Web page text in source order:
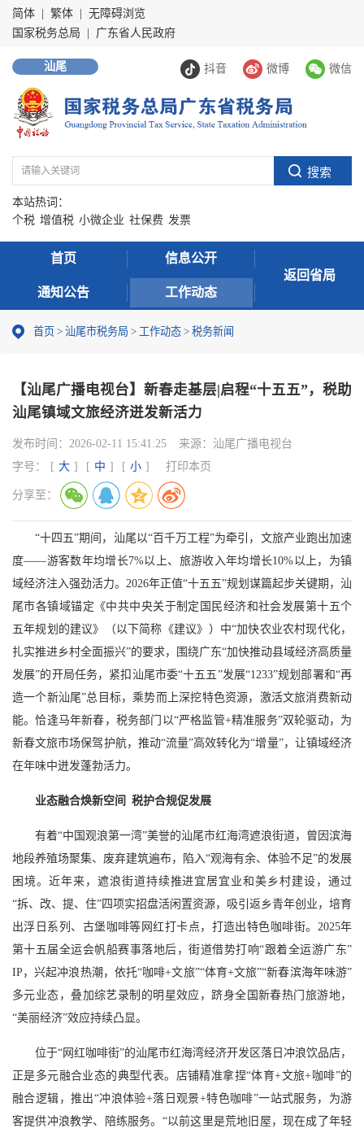
简体 繁体
无障碍浏览
国家税务总局
广东省人民政府
抖音 微博 微信
汕尾
本站热词：
个税 增值税 小微企业 社保费 发票
首页 信息公开
通知公告 工作动态
返回省局
首页 > 汕尾市税务局 > 工作动态 > 税务新闻
【汕尾广播电视台】新春走基层|启程“十五五”，税助
汕尾镇域文旅经济迸发新活力
发布时间： 2026-02-11 15:41:25 来源： 汕尾广播电视台
字号：
[ 大 ] [ 中 ] [ 小 ] 打印本页
分享至：
“十四五”期间，汕尾以“百千万工程”为牵引，文旅产业跑出加速
度——游客数年均增长7%以上、旅游收入年均增长10%以上，为镇
域经济注入强劲活力。2026年正值“十五五”规划谋篇起步关键期，汕
尾市各镇域锚定《中共中央关于制定国民经济和社会发展第十五个
五年规划的建议》（以下简称《建议》）中“加快农业农村现代化，
扎实推进乡村全面振兴”的要求，围绕广东“加快推动县域经济高质量
发展”的开局任务，紧扣汕尾市委“十五五”发展“1233”规划部署和“再
造一个新汕尾”总目标，乘势而上深挖特色资源，激活文旅消费新动
能。恰逢马年新春，税务部门以“严格监管+精准服务”双轮驱动，为
新春文旅市场保驾护航，推动“流量”高效转化为“增量”，让镇域经济
在年味中迸发蓬勃活力。
业态融合焕新空间 税护合规促发展
有着“中国观浪第一湾”美誉的汕尾市红海湾遮浪街道，曾因滨海
地段养殖场聚集、废弃建筑遍布，陷入“观海有余、体验不足”的发展
困境。近年来，遮浪街道持续推进宜居宜业和美乡村建设，通过
“拆、改、提、住”四项实招盘活闲置资源，吸引返乡青年创业，培育
出浮日系列、古堡咖啡等网红打卡点，打造出特色咖啡街。2025年
第十五届全运会帆船赛事落地后，街道借势打响“跟着全运游广东”
IP，兴起冲浪热潮，依托“咖啡+文旅”“体育+文旅”“新春滨海年味游”
多元业态，叠加综艺录制的明星效应，跻身全国新春热门旅游地，
“美丽经济”效应持续凸显。
位于“网红咖啡街”的汕尾市红海湾经济开发区落日冲浪饮品店，
正是多元融合业态的典型代表。店铺精准拿捏“体育+文旅+咖啡”的
融合逻辑，推出“冲浪体验+落日观景+特色咖啡”一站式服务，为游
客提供冲浪教学、陪练服务。“以前这里是荒地旧屋，现在成了年轻